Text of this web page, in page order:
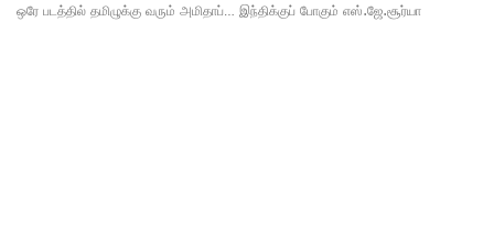
ஒரே படத்தில் தமிழுக்கு வரும் அமிதாப்… இந்திக்குப் போகும் எஸ்.ஜே.சூர்யா